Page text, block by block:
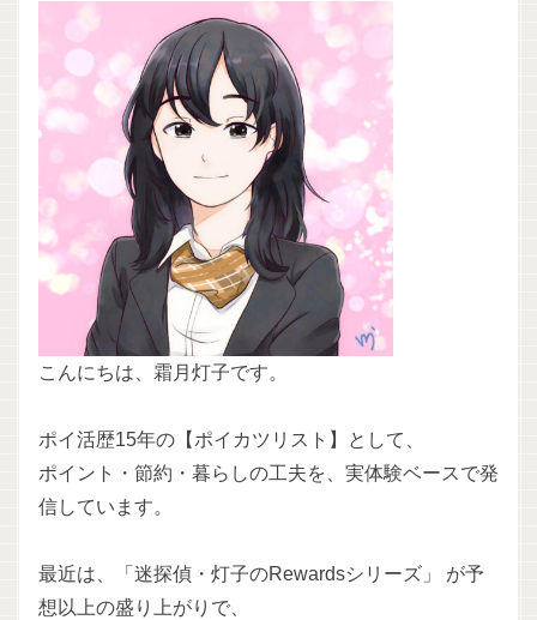
こんにちは、霜月灯子です。
ポイ活歴15年の【ポイカツリスト】として、
ポイント・節約・暮らしの工夫を、実体験ベースで発
信しています。
最近は、「迷探偵・灯子のRewardsシリーズ」 が予
想以上の盛り上がりで、